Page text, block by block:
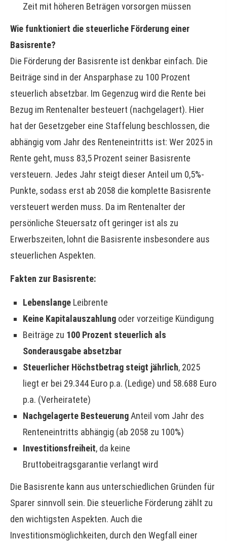
Zeit mit höheren Beträgen vorsorgen müssen
Wie funktioniert die steuerliche Förderung einer
Basisrente?
Die Förderung der Basisrente ist denkbar einfach. Die
Beiträge sind in der Ansparphase zu 100 Prozent
steuerlich absetzbar. Im Gegenzug wird die Rente bei
Bezug im Rentenalter besteuert (nachgelagert). Hier
hat der Gesetzgeber eine Staffelung beschlossen, die
abhängig vom Jahr des Renteneintritts ist: Wer 2025 in
Rente geht, muss 83,5 Prozent seiner Basisrente
versteuern. Jedes Jahr steigt dieser Anteil um 0,5%-
Punkte, sodass erst ab 2058 die komplette Basisrente
versteuert werden muss. Da im Rentenalter der
persönliche Steuersatz oft geringer ist als zu
Erwerbszeiten, lohnt die Basisrente insbesondere aus
steuerlichen Aspekten.
Fakten zur Basisrente:
Lebenslange Leibrente
Keine Kapitalauszahlung oder vorzeitige Kündigung
Beiträge zu 100 Prozent steuerlich als
Sonderausgabe absetzbar
Steuerlicher Höchstbetrag steigt jährlich, 2025
liegt er bei 29.344 Euro p.a. (Ledige) und 58.688 Euro
p.a. (Verheiratete)
Nachgelagerte BesteuerungAnteil vom Jahr des
Renteneintritts abhängig (ab 2058 zu 100%)
Investitionsfreiheit, da keine
Bruttobeitragsgarantie verlangt wird
Die Basisrente kann aus unterschiedlichen Gründen für
Sparer sinnvoll sein. Die steuerliche Förderung zählt zu
den wichtigsten Aspekten. Auch die
Investitionsmöglichkeiten, durch den Wegfall einer